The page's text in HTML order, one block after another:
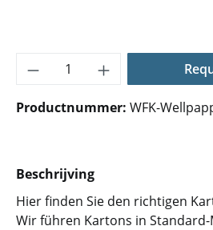
Producthoeveelheid:
Productnummer: WFK-
Beschrijving
Hier finden Sie den richtigen
Wir führen Kartons in